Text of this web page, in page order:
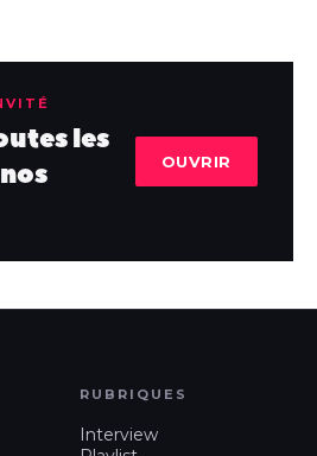
les
OUVRIR
RUBRIQUES
Interview